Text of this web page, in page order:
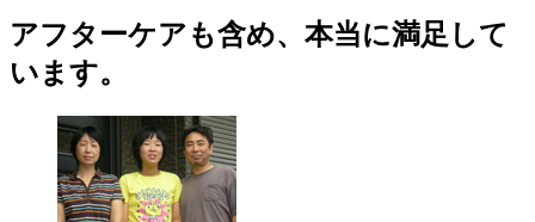
アフターケアも含め、本当に満足して
います。